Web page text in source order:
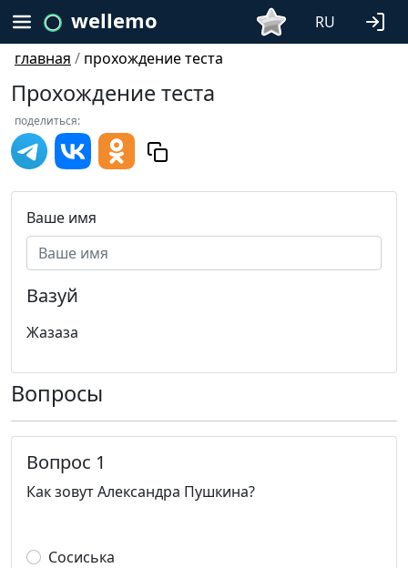
wellemo
RU
главная / прохождение теста
Прохождение теста
поделиться:
Ваше имя
Вазуй
Жазаза
Вопросы
Вопрос 1
Как зовут Александра Пушкина?
Сосиська